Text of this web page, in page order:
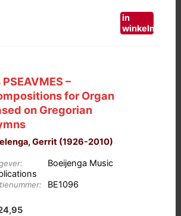
in
winkelmand
PSEAVMES –
for Organ
on Gregorian
Gerrit (1926-2010)
Boeijenga Music
BE1096